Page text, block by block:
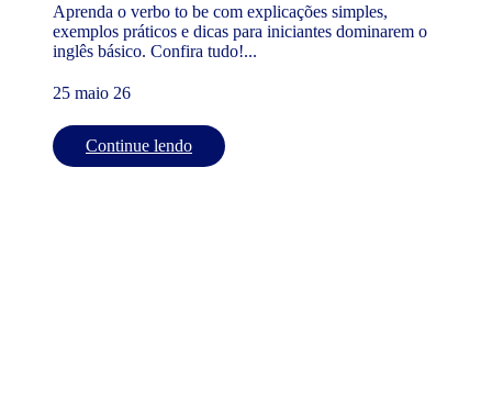
Aprenda o verbo to be com explicações simples,
exemplos práticos e dicas para iniciantes dominarem o
inglês básico. Confira tudo!...
25 maio 26
Continue lendo